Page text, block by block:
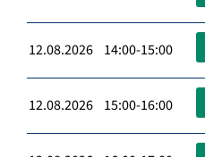
12.08.2026 14:00-15:00
12.08.2026 15:00-16:00